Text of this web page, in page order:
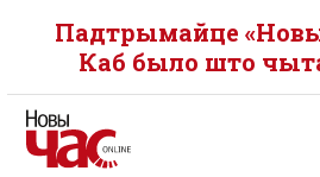
Падтрымайце
Каб было што